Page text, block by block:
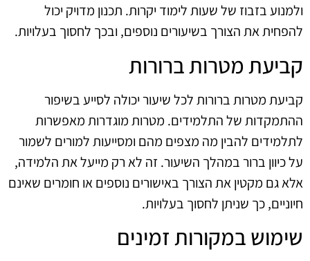
ולמנוע בזבוז של שעות לימוד יקרות. תכנון מדויק יכול
להפחית את הצורך בשיעורים נוספים, ובכך לחסוך בעלויות.
קביעת מטרות ברורות
קביעת מטרות ברורות לכל שיעור יכולה לסייע בשיפור
ההתמקדות של התלמידים. מטרות מוגדרות מאפשרות
לתלמידים להבין מה מצפים מהם ומסייעות למורים לשמור
על כיוון ברור במהלך השיעור. זה לא רק מייעל את הלמידה,
אלא גם מקטין את הצורך באישורים נוספים או חומרים שאינם
חיוניים, כך שניתן לחסוך בעלויות.
שימוש במקורות זמינים